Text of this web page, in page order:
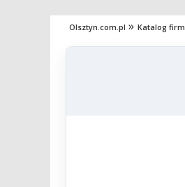
Olsztyn.com.pl Katalog firm